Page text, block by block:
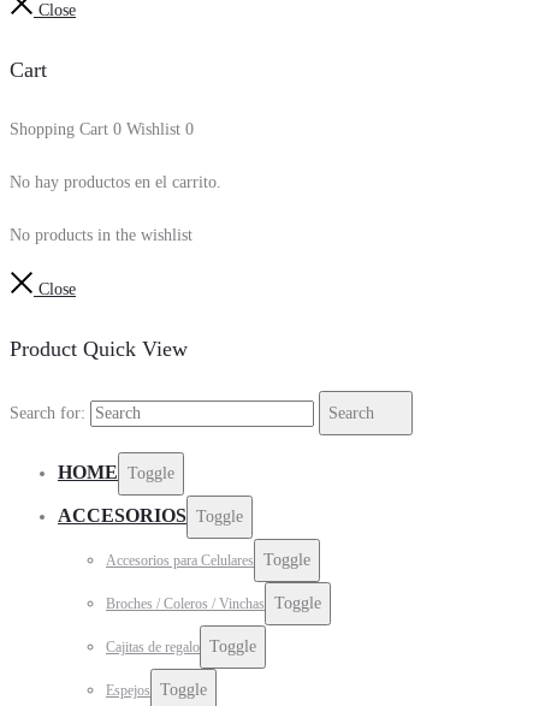
Close
Cart
Shopping Cart 0 Wishlist 0
No hay productos en el carrito.
No products in the wishlist
Close
Product Quick View
Search for: Search
HOME Toggle
ACCESORIOS Toggle
Accesorios para Celulares Toggle
Broches / Coleros / Vinchas Toggle
Cajitas de regalo Toggle
Espejos Toggle